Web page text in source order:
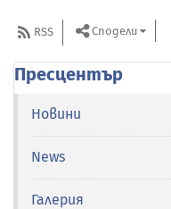
RSS Сподели
Пресцентър
Новини
News
Галерия